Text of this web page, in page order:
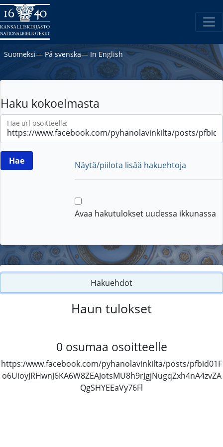
Suomeksi― På svenska― In English
Haku kokoelmasta
Hae url-osoitteella:
Näytä/piilota lisää hakuehtoja
Avaa hakutulokset uudessa ikkunassa
Hakuehdot
Haun tulokset
0 osumaa osoitteelle
https:/www.facebook.com/pyhanolavinkilta/posts/pfbid01F
o6UioyJRHwnJ6KA6W8ZEAJotsMU8h9rJgjNugqZxh4nA4zvZA
QgSHYEEaVy76Fl